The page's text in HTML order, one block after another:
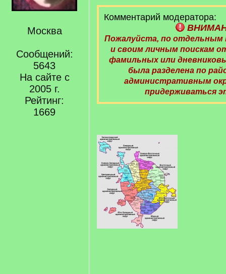
Москва
Сообщений:
5643
На сайте с
2005 г.
Рейтинг:
1669
Комментарий модератора:
Пожалуйста, по отдельным
и своим личным поискам
фамильных или
была разделена по
административным
придерживаться